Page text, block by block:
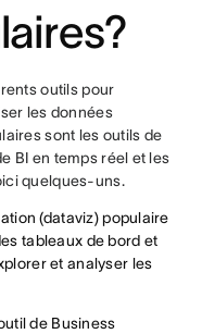
outils pour
les données
sont les outils de
BI en temps réel et les
quelques-uns.
(dataviz) populaire
tableaux de bord et
et analyser les
de Business